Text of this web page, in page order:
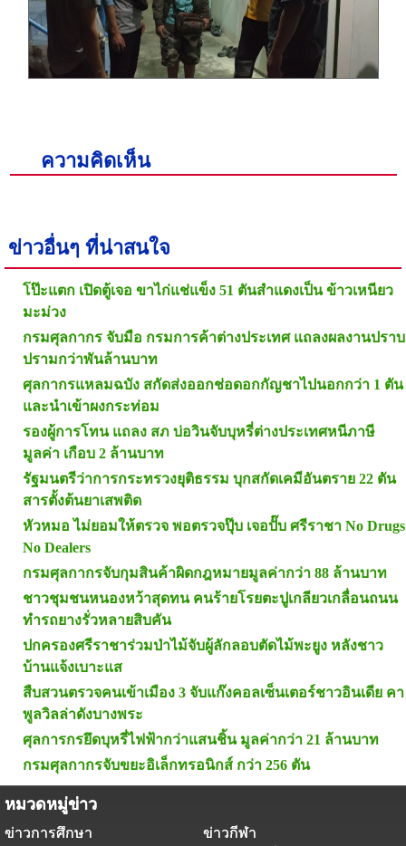
ความคิดเห็น
ข่าวอื่นๆ ที่น่าสนใจ
โป๊ะแตก เปิดตู้เจอ ขาไก่แช่แข็ง 51 ตันสำแดงเป็น ข้าวเหนียว
มะม่วง
กรมศุลกากร จับมือ กรมการค้าต่างประเทศ แถลงผลงานปราบ
ปรามกว่าพันล้านบาท
ศุลกากรแหลมฉบัง สกัดส่งออกช่อดอกกัญชาไปนอกกว่า 1 ตัน
และนำเข้าผงกระท่อม
รองผู้การโทน แถลง สภ บ่อวินจับบุหรี่ต่างประเทศหนีภาษี
มูลค่า เกือบ 2 ล้านบาท
รัฐมนตรีว่าการกระทรวงยุติธรรม บุกสกัดเคมีอันตราย 22 ตัน
สารตั้งต้นยาเสพติด
หัวหมอ ไม่ยอมให้ตรวจ พอตรวจปุ๊บ เจอปั๊บ ศรีราชา No Drugs
No Dealers
กรมศุลกากรจับกุมสินค้าผิดกฎหมายมูลค่ากว่า 88 ล้านบาท
ชาวชุมชนหนองหว้าสุดทน คนร้ายโรยตะปูเกลียวเกลื่อนถนน
ทำรถยางรั่วหลายสิบคัน
ปกครองศรีราชาร่วมป่าไม้จับผู้ลักลอบตัดไม้พะยูง หลังชาว
บ้านแจ้งเบาะแส
สืบสวนตรวจคนเข้าเมือง 3 จับแก๊งคอลเซ็นเตอร์ชาวอินเดีย คา
พูลวิลล่าดังบางพระ
ศุลการกรยึดบุหรี่ไฟฟ้ากว่าแสนชิ้น มูลค่ากว่า 21 ล้านบาท
กรมศุลกากรจับขยะอิเล็กทรอนิกส์ กว่า 256 ตัน
หมวดหมู่ข่าว
ข่าวการศึกษา ข่าวกีฬา